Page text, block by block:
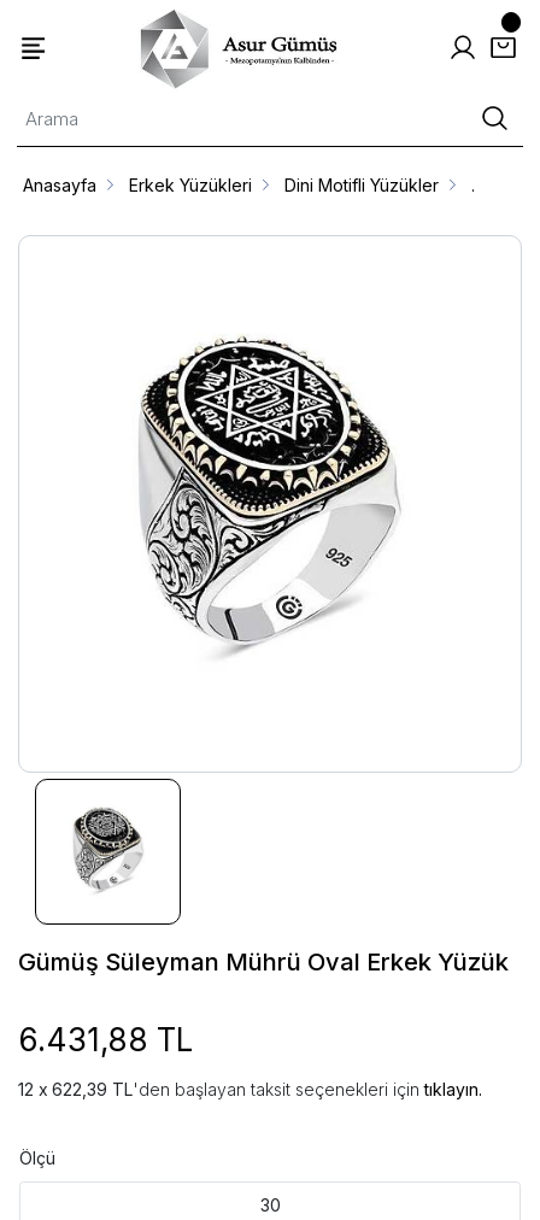
Anasayfa Erkek Yüzükleri Dini Motifli Yüzükler .
Gümüş Süleyman Mührü Oval Erkek Yüzük
6.431,88 TL
622,39 TL'den başlayan taksit seçenekleri içintıklayın.
Ölçü
30